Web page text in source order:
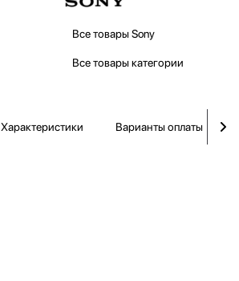
Все товары Sony
Все товары категории
Характеристики Варианты оплаты